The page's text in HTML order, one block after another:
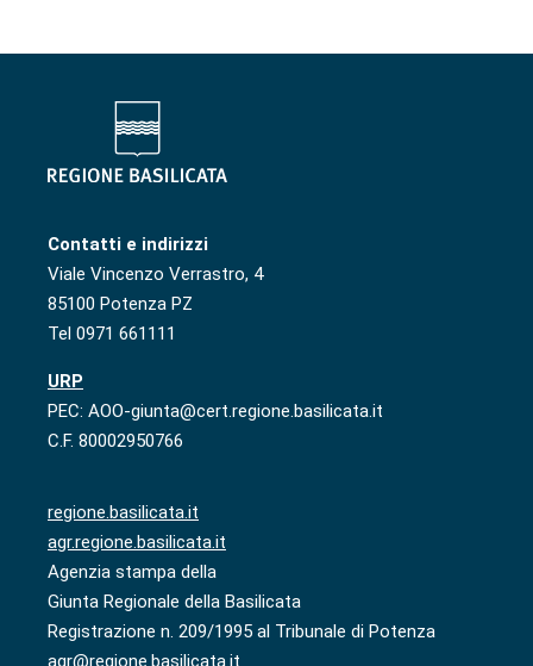
Contatti e indirizzi
Viale Vincenzo Verrastro, 4
85100 Potenza PZ
Tel 0971 661111
URP
PEC: AOO-giunta@cert.regione.basilicata.it
C.F. 80002950766
regione.basilicata.it
agr.regione.basilicata.it
Agenzia stampa della
Giunta Regionale della Basilicata
Registrazione n. 209/1995 al Tribunale di Potenza
agr@regione.basilicata.it